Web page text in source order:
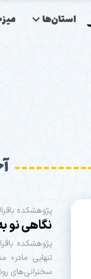
استان‌ها
پژوهشکده
نگاهی نو
پژوهشکده
تنهایی
سخنرانی‌های